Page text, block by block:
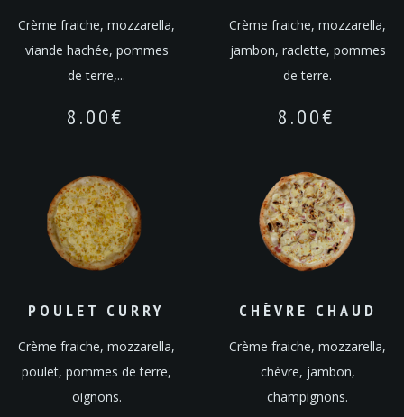
Crème fraiche, mozzarella,
viande hachée, pommes
de terre,...
8.00€
Crème fraiche, mozzarella,
jambon, raclette, pommes
de terre.
8.00€
POULET CURRY
Crème fraiche, mozzarella,
poulet, pommes de terre,
oignons.
CHÈVRE CHAUD
Crème fraiche, mozzarella,
chèvre, jambon,
champignons.